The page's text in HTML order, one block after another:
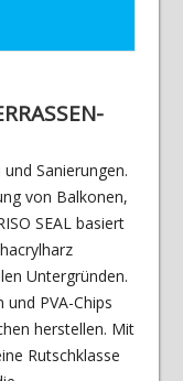
Sanierungen.
von Balkonen,
SEAL basiert
Untergründen.
PVA-Chips
herstellen. Mit
Rutschklasse